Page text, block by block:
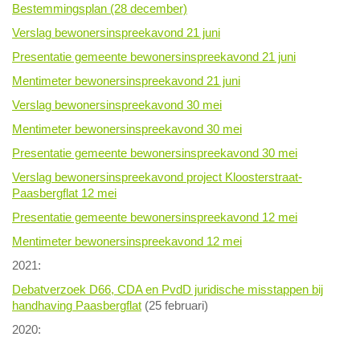
Bestemmingsplan (28 december)
Verslag bewonersinspreekavond 21 juni
Presentatie gemeente bewonersinspreekavond 21 juni
Mentimeter bewonersinspreekavond 21 juni
Verslag bewonersinspreekavond 30 mei
Mentimeter bewonersinspreekavond 30 mei
Presentatie gemeente bewonersinspreekavond 30 mei
Verslag bewonersinspreekavond project Kloosterstraat-
Paasbergflat 12 mei
Presentatie gemeente bewonersinspreekavond 12 mei
Mentimeter bewonersinspreekavond 12 mei
2021:
Debatverzoek D66, CDA en PvdD juridische misstappen bij
handhaving Paasbergflat (25 februari)
2020: